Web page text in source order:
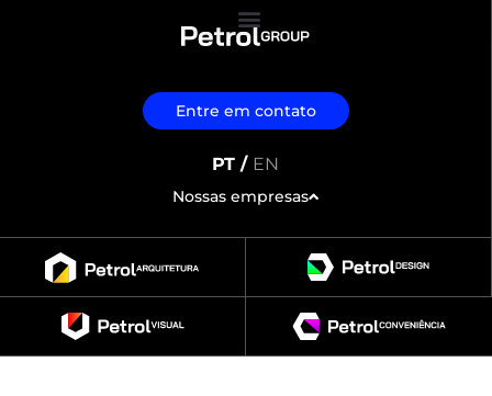
Entre em contato
PT / EN
Nossas empresas